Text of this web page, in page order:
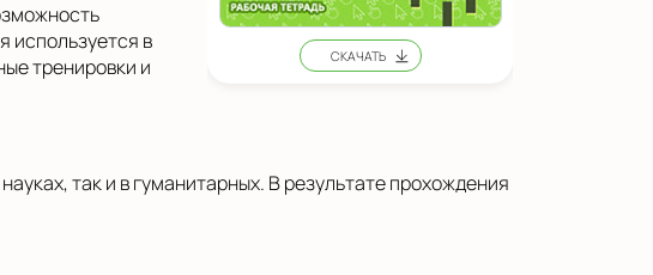
используется в
тренировки и
так и в гуманитарных. В результате прохождения